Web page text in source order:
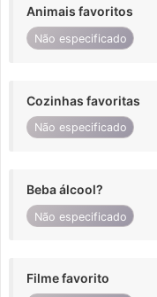
Animais favoritos
Não especificado
Cozinhas favoritas
Não especificado
Beba álcool?
Não especificado
Filme favorito